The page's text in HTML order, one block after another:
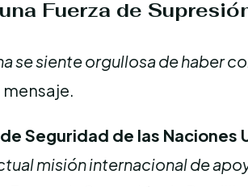
Fuerza de
se siente orgullosa de haber
Seguridad de las Naciones
misión internacional de